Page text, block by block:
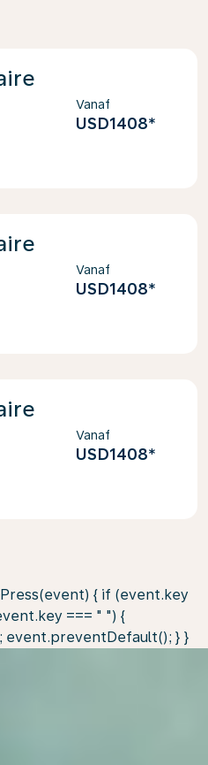
Vanaf
USD1408*
Vanaf
USD1408*
Vanaf
USD1408*
{ if (event.key
=== " ") {
} }